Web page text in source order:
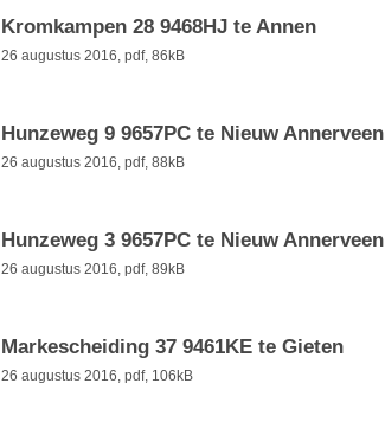
Kromkampen 28 9468HJ te Annen
26 augustus 2016, pdf, 86kB
Hunzeweg 9 9657PC te Nieuw Annerveen
26 augustus 2016, pdf, 88kB
Hunzeweg 3 9657PC te Nieuw Annerveen
26 augustus 2016, pdf, 89kB
Markescheiding 37 9461KE te Gieten
26 augustus 2016, pdf, 106kB